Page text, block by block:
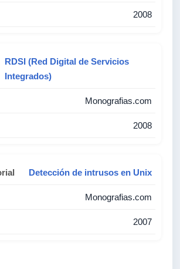
2008
RDSI (Red Digital de Servicios
Integrados)
Monografias.com
2008
Detección de intrusos en Unix
Monografias.com
2007